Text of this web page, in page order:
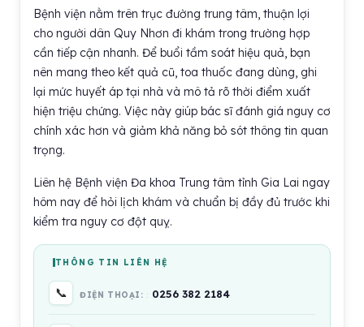
Bệnh viện nằm trên trục đường trung tâm, thuận lợi
cho người dân Quy Nhơn đi khám trong trường hợp
cần tiếp cận nhanh. Để buổi tầm soát hiệu quả, bạn
nên mang theo kết quả cũ, toa thuốc đang dùng, ghi
lại mức huyết áp tại nhà và mô tả rõ thời điểm xuất
hiện triệu chứng. Việc này giúp bác sĩ đánh giá nguy cơ
chính xác hơn và giảm khả năng bỏ sót thông tin quan
trọng.
Liên hệ Bệnh viện Đa khoa Trung tâm tỉnh Gia Lai ngay
hôm nay để hỏi lịch khám và chuẩn bị đầy đủ trước khi
kiểm tra nguy cơ đột quỵ.
THÔNG TIN LIÊN HỆ
📞 ĐIỆN THOẠI: 0256 382 2184